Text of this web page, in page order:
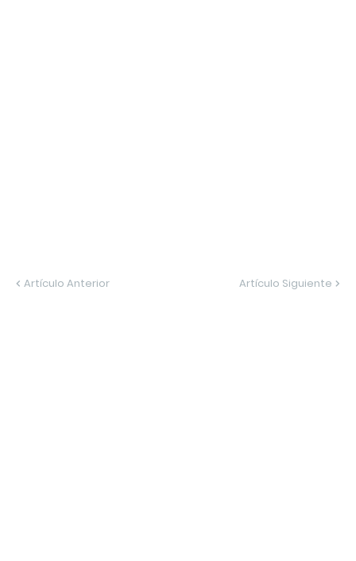
Artículo Anterior Artículo Siguiente